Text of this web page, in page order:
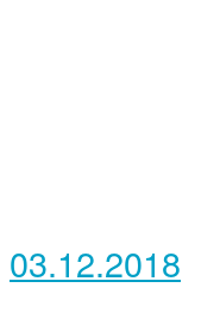
03.12.2018